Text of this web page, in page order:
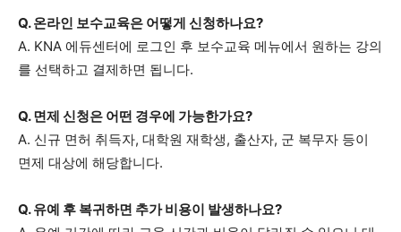
Q. 온라인 보수교육은 어떻게 신청하나요?
A. KNA 에듀센터에 로그인 후 보수교육 메뉴에서 원하는 강의
를 선택하고 결제하면 됩니다.
Q. 면제 신청은 어떤 경우에 가능한가요?
A. 신규 면허 취득자, 대학원 재학생, 출산자, 군 복무자 등이
면제 대상에 해당합니다.
Q. 유예 후 복귀하면 추가 비용이 발생하나요?